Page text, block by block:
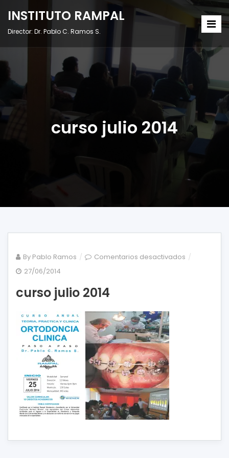
INSTITUTO RAMPAL
Director: Dr. Pablo C. Ramos S.
curso julio 2014
By Pablo Ramos Comentarios desactivados en
27/06/2014
curso julio 2014